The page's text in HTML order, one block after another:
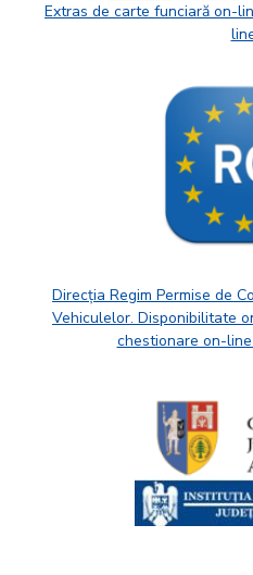
Extras de carte funciară on-
Direcția Regim Permise de
Vehiculelor. Disponibilitate
chestionare on-